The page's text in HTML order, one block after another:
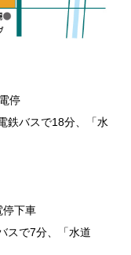
停
鉄バスで18分、「水
停下車
スで7分、「水道